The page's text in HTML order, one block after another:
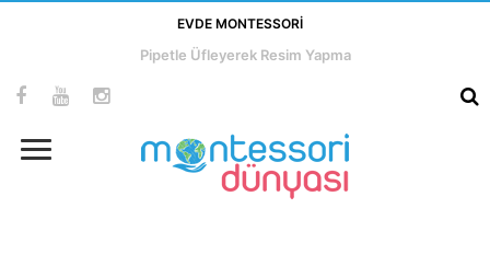
EVDE MONTESSORI
Pipetle Üfleyerek Resim Yapma